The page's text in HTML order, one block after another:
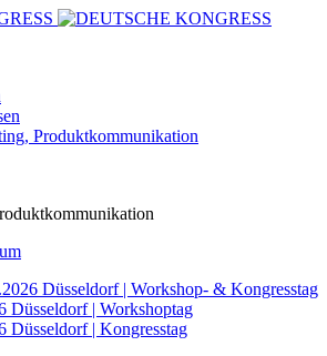
Produktkommunikation
Düsseldorf | Workshop- & Kongresstag
Düsseldorf | Workshoptag
Düsseldorf | Kongresstag